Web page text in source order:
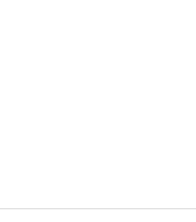
sociaux" pour pouvoir